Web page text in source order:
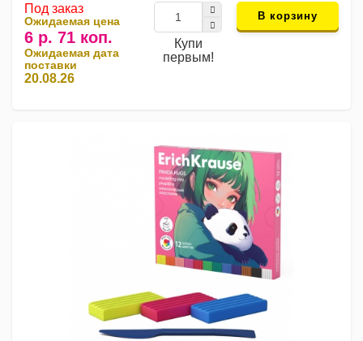
Под заказ
Ожидаемая цена
6 р. 71 коп.
Ожидаемая дата
поставки
20.08.26
Купи
первым!
В корзину